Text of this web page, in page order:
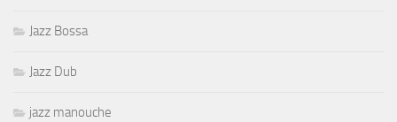
Jazz Bossa
Jazz Dub
jazz manouche